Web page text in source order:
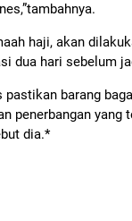
haji, akan
dua hari sebelum
pastikan barang
penerbangan yang
dia.*